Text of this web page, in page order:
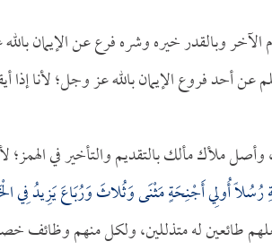
الآخر وبالقدر خيره وشره فرع عن الإيمان
عن أحد فروع الإيمان بالله عز وجل؛ لأنا
ملأك مألك بالتقديم والتأخير في الهمز؛
رُسُلًا أُولِي أَجْنِحَةٍ مَثْنَى وَثُلاثَ وَرُبَاعَ يَزِيدُ فِي
طائعين له متذللين، ولكل منهم وظائف خصه